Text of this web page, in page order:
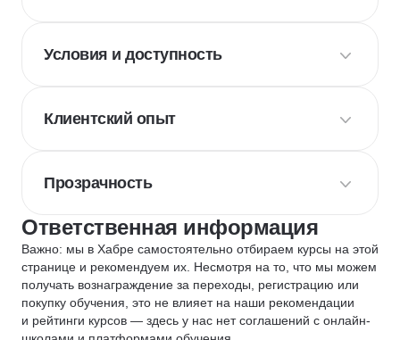
Условия и доступность
Клиентский опыт
Прозрачность
Ответственная информация
Важно: мы в Хабре самостоятельно отбираем курсы на этой
странице и рекомендуем их. Несмотря на то, что мы можем
получать вознаграждение за переходы, регистрацию или
покупку обучения, это не влияет на наши рекомендации
и рейтинги курсов — здесь у нас нет соглашений с онлайн-